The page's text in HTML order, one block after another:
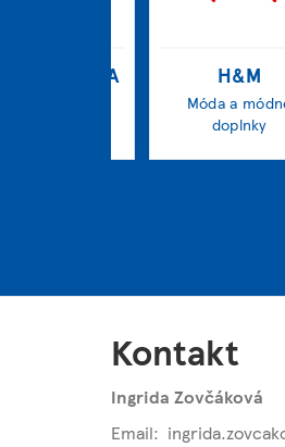
ZANA H&M
Móda a
doplnky
Kontakt
Ingrida Zovčáková
Email: